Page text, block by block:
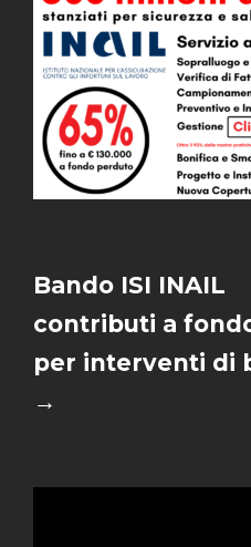
Bando ISI INAIL
contributi a
per interventi di
→